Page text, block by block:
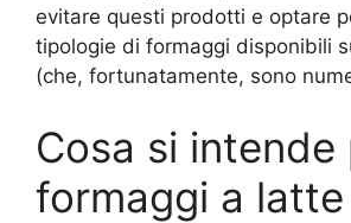
evitare questi prodotti e optare
tipologie di formaggi disponibili
(che, fortunatamente, sono
Cosa si intende
formaggi a